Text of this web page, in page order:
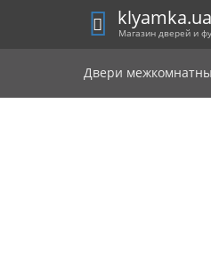
klyamka.ua
Магазин дверей и
Двери